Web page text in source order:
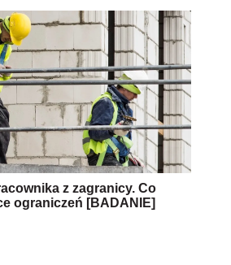
z zagranicy. Co
ograniczeń [BADANIE]